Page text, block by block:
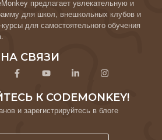
предлагает увлекательную и
для школ, внешкольных клубов и
для самостоятельного обучения
СВЯЗИ
К CODEMONKEY!
и зарегистрируйтесь в блоге